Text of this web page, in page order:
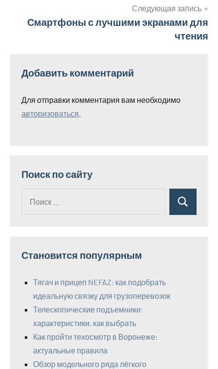
записям
Следующая запись
Смартфоны с лучшими экранами для
чтения
Добавить комментарий
Для отправки комментария вам необходимо
авторизоваться
Поиск по сайту
Поиск
Становится популярным
Тягач и прицеп NEFAZ: как подобрать
идеальную связку для грузоперевозок
Телескопические подъемники:
характеристики, как выбрать
Как пройти техосмотр в Воронеже:
актуальные правила
Обзор модельного ряда лёгкого